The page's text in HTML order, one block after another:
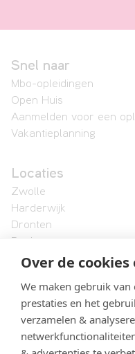
Over de
We maken gebruik
prestaties en het
verzamelen &
Snel naar
Mbo-opleidingen
Open Huis
Aanmelden voor een
Vakantieplanning
Locaties
Zwolle
Harderwijk
Dronten
Lelystad
Landstede MBO
Onze organisatie
Formele documenten
Vacatures